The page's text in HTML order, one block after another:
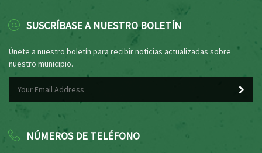
SUSCRÍBASE A NUESTRO BOLETÍN
Únete a nuestro boletín para recibir noticias actualizadas sobre
nuestro municipio.
NÚMEROS DE TELÉFONO